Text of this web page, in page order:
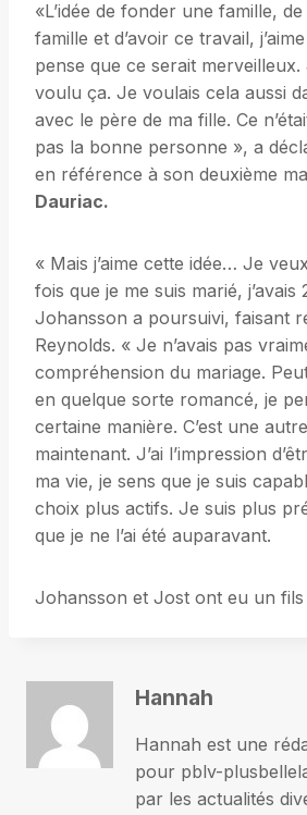
«L’idée de fonder une famille,
famille et d’avoir ce travail,
pense que ce serait merveilleux.
voulu ça. Je voulais cela aussi
avec le père de ma fille. Ce
pas la bonne personne », a
en référence à son deuxième
Dauriac.
« Mais j’aime cette idée… Je
fois que je me suis marié, j’avais
Johansson a poursuivi, faisant
Reynolds. « Je n’avais pas
compréhension du mariage.
en quelque sorte romancé, je
certaine manière. C’est une
maintenant. J’ai l’impression
ma vie, je sens que je suis
choix plus actifs. Je suis plus
que je ne l’ai été auparavant.
Johansson et Jost ont eu un fils
Hannah
Hannah est une
pour pblv-
par les actualités